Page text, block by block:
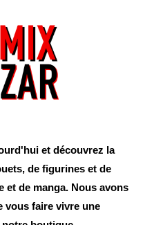
et découvrez la
de figurines et de
et de manga. Nous avons
vous faire vivre une